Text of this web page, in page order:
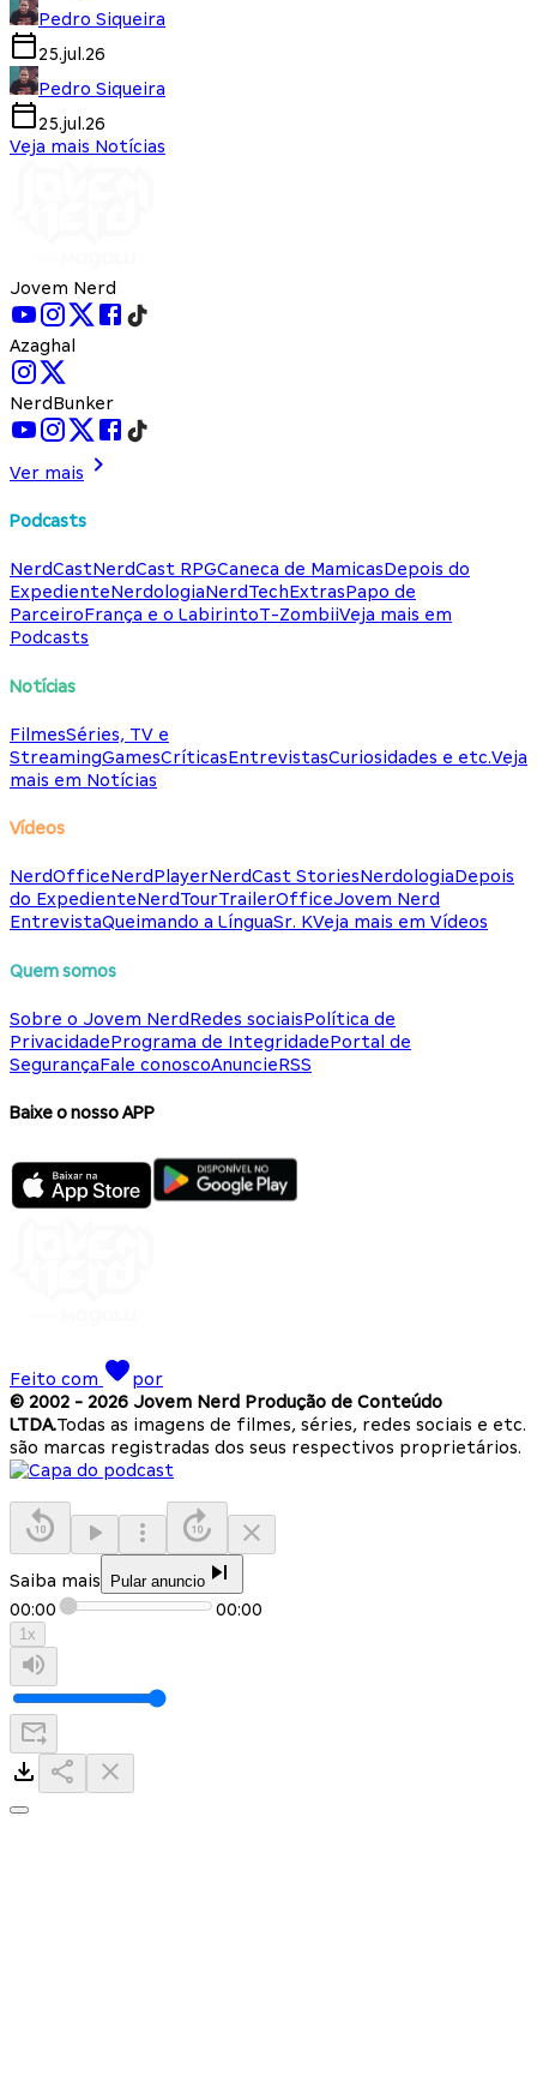
Pedro Siqueira
25.jul.26
Pedro Siqueira
25.jul.26
Veja mais Notícias
Jovem Nerd
Azaghal
NerdBunker
Ver mais
Podcasts
NerdCastNerdCast RPGCaneca de MamicasDepois do
ExpedienteNerdologiaNerdTechExtrasPapo de
ParceiroFrança e o LabirintoT-ZombiiVeja mais em
Podcasts
Notícias
FilmesSéries, TV e
StreamingGamesCríticasEntrevistasCuriosidades e etc.Veja
mais em Notícias
Vídeos
NerdOfficeNerdPlayerNerdCast StoriesNerdologiaDepois
do ExpedienteNerdTourTrailerOfficeJovem Nerd
EntrevistaQueimando a LínguaSr. KVeja mais em Vídeos
Quem somos
Sobre o Jovem NerdRedes sociaisPolítica de
PrivacidadePrograma de IntegridadePortal de
SegurançaFale conoscoAnuncieRSS
Baixe o nosso APP
Feito com
por
© 2002 - 2026 Jovem Nerd Produção de Conteúdo
LTDA.Todas as imagens de filmes, séries, redes sociais e etc.
são marcas registradas dos seus respectivos proprietários.
Saiba mais Pular anuncio
00:00 00:00
1x